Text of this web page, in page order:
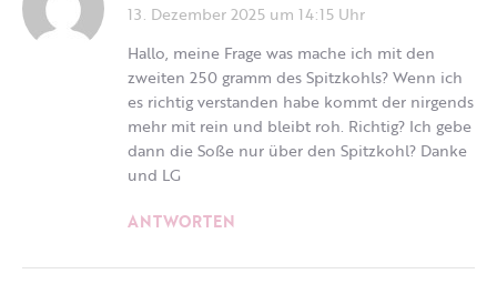
13. Dezember 2025 um 14:15 Uhr
Hallo, meine Frage was mache ich mit den
zweiten 250 gramm des Spitzkohls? Wenn ich
es richtig verstanden habe kommt der nirgends
mehr mit rein und bleibt roh. Richtig? Ich gebe
dann die Soße nur über den Spitzkohl? Danke
und LG
ANTWORTEN